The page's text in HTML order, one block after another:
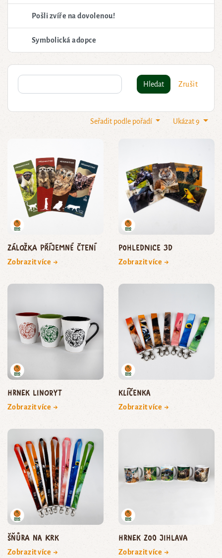
Pošli zvíře na dovolenou!
Symbolická adopce
Hledat Zrušit
Ukázat 9
Seřadit podle pořadí
Záložka Příjemné čtení
Zobrazit více →
Pohlednice 3D
Zobrazit více →
Hrnek linoryt
Zobrazit více →
Klíčenka
Zobrazit více →
Šňůra na krk
Zobrazit více →
Hrnek Zoo Jihlava
Zobrazit více →